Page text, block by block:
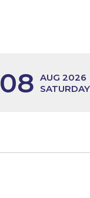
08 AUG 2026
SATURDAY